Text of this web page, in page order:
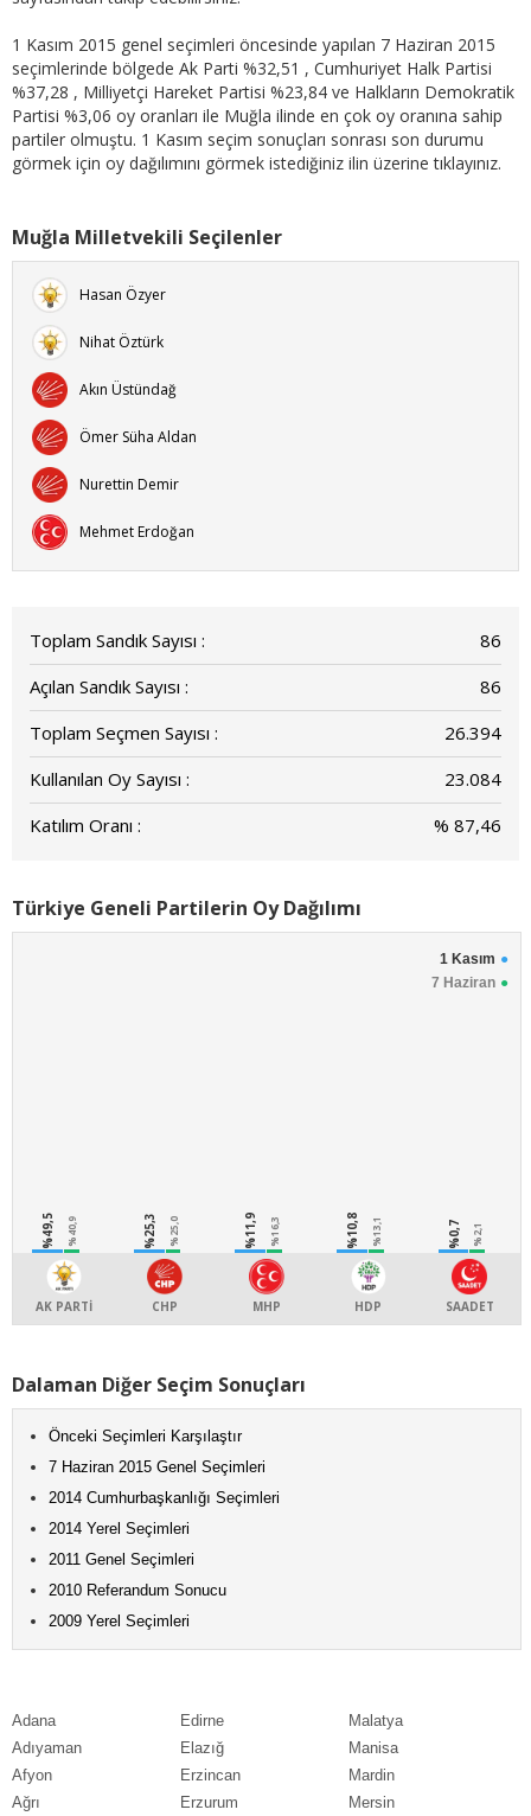
Adana
Adıyaman
Afyon
Ağrı
Edirne
Elazığ
Erzincan
Erzurum
Malatya
Manisa
Mardin
Mersin
1 Kasım 2015 genel seçimleri öncesinde yapılan 7 Haziran 2015
seçimlerinde bölgede Ak Parti %32,51 , Cumhuriyet Halk Partisi
%37,28 , Milliyetçi Hareket Partisi %23,84 ve Halkların Demokratik
Partisi %3,06 oy oranları ile Muğla ilinde en çok oy oranına sahip
partiler olmuştu. 1 Kasım seçim sonuçları sonrası son durumu
görmek için oy dağılımını görmek istediğiniz ilin üzerine tıklayınız.
Muğla Milletvekili Seçilenler
Hasan Özyer
Nihat Öztürk
Akın Üstündağ
Ömer Süha Aldan
Nurettin Demir
Mehmet Erdoğan
Toplam Sandık Sayısı :
86
Açılan Sandık Sayısı :
86
Toplam Seçmen Sayısı :
26.394
Kullanılan Oy Sayısı :
23.084
Katılım Oranı :
% 87,46
Türkiye Geneli Partilerin Oy Dağılımı
1 Kasım
7 Haziran
%49,5 %40,9
AK PARTİ
%25,3 %25,0
CHP
%11,9 %16,3
MHP
%10,8 %13,1
HDP
%0,7 %2,1
SAADET
Dalaman Diğer Seçim Sonuçları
Önceki Seçimleri Karşılaştır
7 Haziran 2015 Genel Seçimleri
2014 Cumhurbaşkanlığı Seçimleri
2014 Yerel Seçimleri
2011 Genel Seçimleri
2010 Referandum Sonucu
2009 Yerel Seçimleri